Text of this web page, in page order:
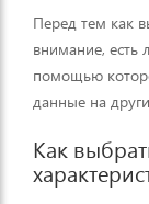
Перед тем как
внимание, есть
помощью
данные на
Как